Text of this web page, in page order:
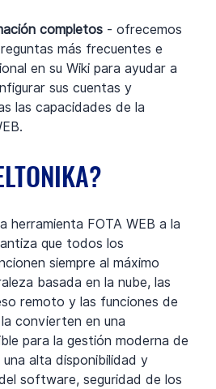
completos - ofrecemos
más frecuentes e
en su Wiki para ayudar a
sus cuentas y
las capacidades de la
herramienta FOTA WEB a la
que todos los
siempre al máximo
basada en la nube, las
remoto y las funciones de
convierten en una
para la gestión moderna de
alta disponibilidad y
software, seguridad de los